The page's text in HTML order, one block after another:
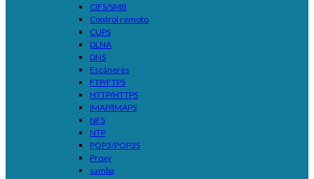
CIFS/SMB
Control remoto
CUPS
DLNA
DNS
Escáneres
FTP/FTPS
HTTP/HTTPS
IMAP/IMAPS
NFS
NTP
POP3/POP3S
Proxy
samba